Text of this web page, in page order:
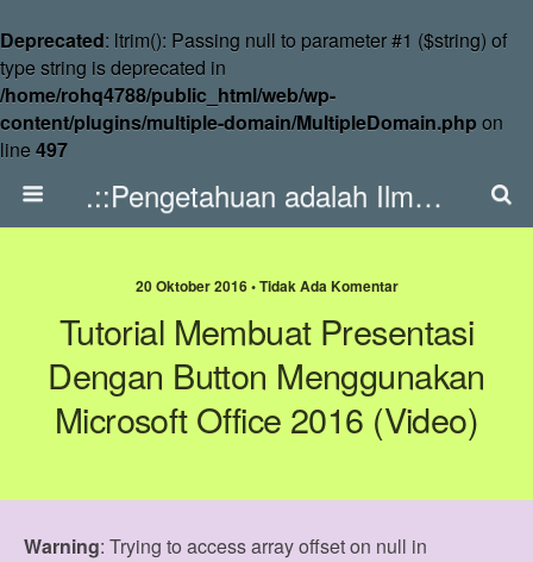
Deprecated: ltrim(): Passing null to parameter #1 ($string) of
type string is deprecated in
/home/rohq4788/public_html/web/wp-
content/plugins/multiple-domain/MultipleDomain.php on
line 497
.::Pengetahuan adalah Ilmu::.
20 Oktober 2016 • Tidak Ada Komentar
Tutorial Membuat Presentasi
Dengan Button Menggunakan
Microsoft Office 2016 (Video)
Warning: Trying to access array offset on null in